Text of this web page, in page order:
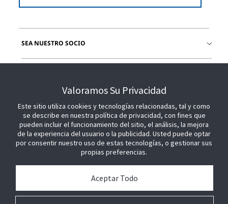
SEA NUESTRO SOCIO
Valoramos Su Privacidad
Este sitio utiliza cookies y tecnologías relacionadas, tal y como
se describe en nuestra política de privacidad, con fines que
pueden incluir el funcionamiento del sitio, el análisis, la mejora
de la experiencia del usuario o la publicidad. Usted puede optar
por consentir nuestro uso de estas tecnologías, o gestionar sus
propias preferencias.
Aceptar Todo